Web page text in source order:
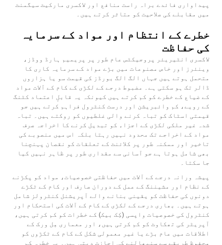
پیداواری فائدے براہ راست منافع اور لاکسری مارکیٹ سیگمنٹ
میں مقابلے کی صلاحیت کو متاثر کرتے ہیں۔
خطرے کے انتظام اور مواد کے سرمایہ
کی حفاظت
لاکسری انٹیریئر پروجیکٹس عام طور پر پریمیم ہارڈ ووڈز،
وینئرز اور خاص مصنوعات میں بڑے مواد کے سرمایہ کاری کا
متحمل ہوتے ہیں جہاں الگ الگ بورڈز کی قیمت سو یا ہزاروں
ڈالر تک ہو سکتی ہے۔ مضبوط درجے کے لکڑی کے کام کے آلات مواد
کے ضیاع کے خطرے کو کم کرتے ہیں کیونکہ یہ قابلِ اعتماد کٹنگ
کے رویے، کم وائبریشن اور درست کنٹرول فراہم کرتے ہیں جو
قیمتی اسٹاک کو تباہ کرنے والی غلطیوں کو روکتے ہیں۔ تباہ
شدہ غیر ملکی لکڑی کے اجزاء کو تبدیل کرنے کا اخراجہ صرف
مواد کے اخراجے تک محدود نہیں رہتا بلکہ اس میں منصوبے کی
تاخیر اور ممکنہ طور پر کلائنٹ کے تعلقات کو نقصان پہنچنا
بھی شامل ہوتا ہے جو آسانی سے مقداری طور پر ظاہر نہیں کیا
جا سکتا۔
پیشہ ورانہ درجے کے آلات میں حفاظتی خصوصیات، مواد کو پکڑنے
کے نظام اور مشیننگ کے عمل کے دوران صارف اور کام کے ٹکڑے
دونوں کی حفاظت کو یقینی بنانے والے آپریشنل کنٹرولز شامل
ہوتے ہیں۔ بھاری درجے کے لکڑی کے کام کے آلات کی استحکام اور
کنٹرول کی خصوصیات واپسی (کِک بیک) کے خطرات کو کم کرتی ہیں،
آپریٹر کی تھکاوٹ کو کم کرتی ہیں، اور معماری مِل ورک کے
اطلاقات میں عام بڑے یا غیر معمولی شکل کے کام کے ٹکڑوں کو
محفوظ طریقے سے سنبھالنے کی اجازت دیتی ہیں۔ یہ خطرہ کم